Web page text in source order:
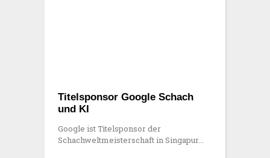
Titelsponsor Google Schach
und KI
Google ist Titelsponsor der
Schachweltmeisterschaft in Singapur